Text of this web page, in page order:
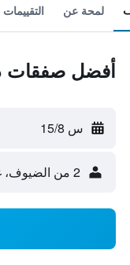
لمحة عن التقييمات
أفضل صفقات
س 15/8
2 من الضيوف، غرفة واحدة